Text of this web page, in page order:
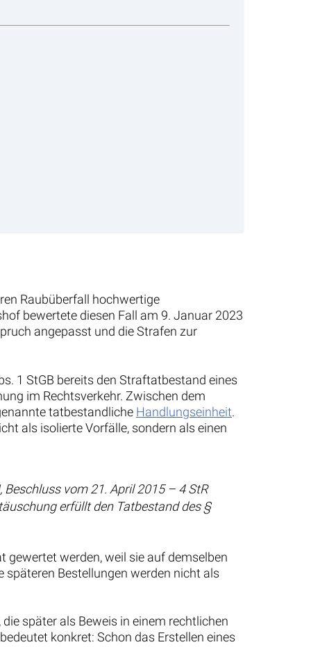
Raubüberfall hochwertige
bewertete diesen Fall am 9. Januar 2023
angepasst und die Strafen zur
1 StGB bereits den Straftatbestand eines
im Rechtsverkehr. Zwischen dem
tatbestandliche Handlungseinheit.
als isolierte Vorfälle, sondern als einen
Beschluss vom 21. April 2015 – 4 StR
erfüllt den Tatbestand des §
gewertet werden, weil sie auf demselben
späteren Bestellungen werden nicht als
später als Beweis in einem rechtlichen
konkret: Schon das Erstellen eines